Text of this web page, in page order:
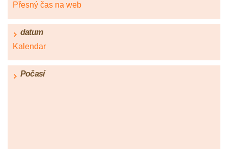
Přesný čas na web
datum
Kalendar
Počasí